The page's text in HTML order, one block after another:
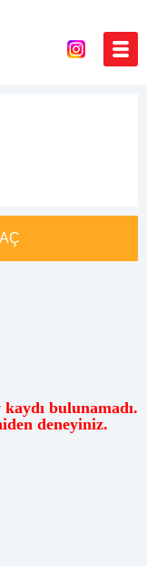
bulunamadı.
deneyiniz.